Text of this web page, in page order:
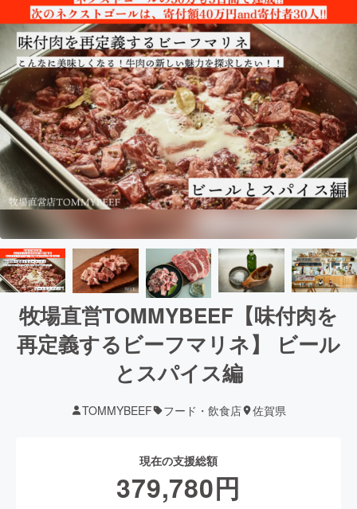
牧場直営TOMMYBEEF【味付肉を
再定義するビーフマリネ】 ビール
とスパイス編
TOMMYBEEF フード・飲食店 佐賀県
現在の支援総額
379,780円